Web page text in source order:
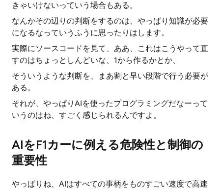
きゃいけないっていう場合もある。
なんかその辺りの判断をするのは、やっぱり知識が必要
になるなっていうふうに思ったりはします。
実際にソースコードを見て、ああ、これはこうやって直
すのはちょっとしんどいな、1から作るかとか、
そういうような判断を、まあ割と早い段階で行う必要が
ある。
それが、やっぱりAIを使ったプログラミングだなーって
いうのはね、すごく感じられるんですよ。
AIをF1カーに例える危険性と制御の
重要性
やっぱりね、AIはすべての事柄をものすごい速度で高速